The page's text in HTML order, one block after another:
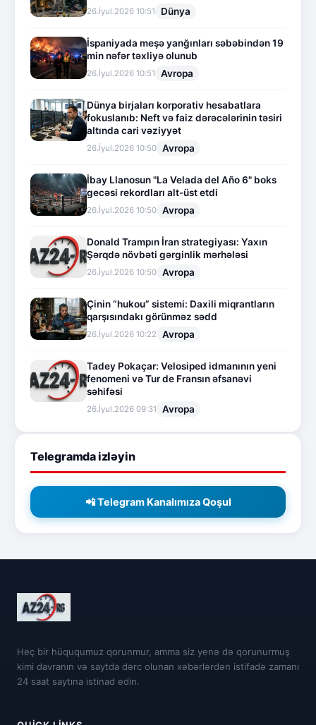
26.İyul.2026 10:51 Dünya
İspaniyada meşə yanğınları səbəbindən 19
min nəfər təxliyə olunub
26.İyul.2026 10:51 Avropa
Dünya birjaları korporativ hesabatlara
fokuslanıb: Neft və faiz dərəcələrinin təsiri
altında cari vəziyyət
26.İyul.2026 10:50 Avropa
İbay Llanosun "La Velada del Año 6" boks
gecəsi rekordları alt-üst etdi
26.İyul.2026 10:50 Avropa
Donald Trampın İran strategiyası: Yaxın
Şərqdə növbəti gərginlik mərhələsi
26.İyul.2026 10:50 Avropa
Çinin “hukou” sistemi: Daxili miqrantların
qarşısındakı görünməz sədd
26.İyul.2026 10:22 Avropa
Tadey Pokaçar: Velosiped idmanının yeni
fenomeni və Tur de Fransın əfsanəvi
səhifəsi
26.İyul.2026 09:31 Avropa
Telegramda izləyin
📲 Telegram Kanalımıza Qoşul
Heç bir hüququmuz qorunmur, amma siz yenə də qorunurmuş
kimi davranın və saytda dərc olunan xəbərlərdən istifadə zamanı
24 saat saytına istinad edin.